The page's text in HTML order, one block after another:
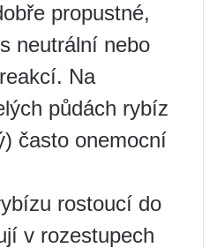
propustné,
neutrální nebo
Na
půdách rybíz
často onemocní
rostoucí do
v rozestupech